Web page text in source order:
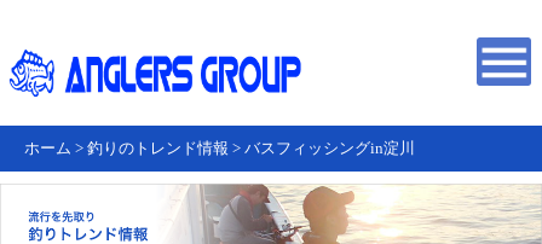
ホーム > 釣りのトレンド情報 > バスフィッシングin淀川